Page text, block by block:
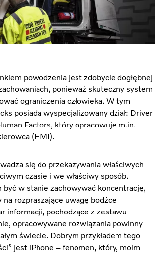
powodzenia jest zdobycie dogłębnej
ponieważ skuteczny system
ograniczenia człowieka. W tym
posiada wyspecjalizowany dział: Driver
Factors, który opracowuje m.in.
(HMI).
się do przekazywania właściwych
czasie i we właściwy sposób.
być w stanie zachowywać koncentrację,
na rozpraszające uwagę bodźce
informacji, pochodzące z zestawu
opracowywane rozwiązania powinny
świecie. Dobrym przykładem tego
jest iPhone – fenomen, który, moim